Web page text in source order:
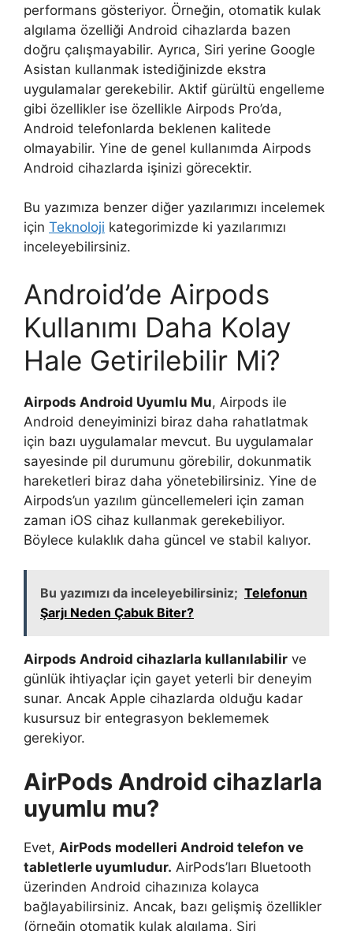
performans gösteriyor. Örneğin, otomatik kulak
algılama özelliği Android cihazlarda bazen
doğru çalışmayabilir. Ayrıca, Siri yerine Google
Asistan kullanmak istediğinizde ekstra
uygulamalar gerekebilir. Aktif gürültü engelleme
gibi özellikler ise özellikle Airpods Pro’da,
Android telefonlarda beklenen kalitede
olmayabilir. Yine de genel kullanımda Airpods
Android cihazlarda işinizi görecektir.
Bu yazımıza benzer diğer yazılarımızı incelemek
için Teknoloji kategorimizde ki yazılarımızı
inceleyebilirsiniz.
Android’de Airpods
Kullanımı Daha Kolay
Hale Getirilebilir Mi?
Airpods Android Uyumlu Mu, Airpods ile
Android deneyiminizi biraz daha rahatlatmak
için bazı uygulamalar mevcut. Bu uygulamalar
sayesinde pil durumunu görebilir, dokunmatik
hareketleri biraz daha yönetebilirsiniz. Yine de
Airpods’un yazılım güncellemeleri için zaman
zaman iOS cihaz kullanmak gerekebiliyor.
Böylece kulaklık daha güncel ve stabil kalıyor.
Bu yazımızı da inceleyebilirsiniz; Telefonun
Şarjı Neden Çabuk Biter?
Airpods Android cihazlarla kullanılabilir ve
günlük ihtiyaçlar için gayet yeterli bir deneyim
sunar. Ancak Apple cihazlarda olduğu kadar
kusursuz bir entegrasyon beklememek
gerekiyor.
AirPods Android cihazlarla
uyumlu mu?
Evet, AirPods modelleri Android telefon ve
tabletlerle uyumludur. AirPods’ları Bluetooth
üzerinden Android cihazınıza kolayca
bağlayabilirsiniz. Ancak, bazı gelişmiş özellikler
(örneğin otomatik kulak algılama, Siri